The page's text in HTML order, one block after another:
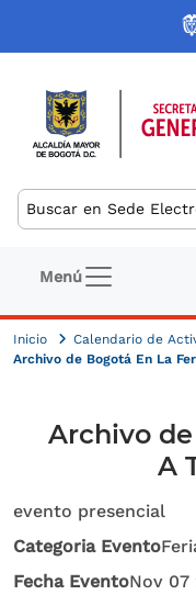
Pasar al contenido
Buscar
Navegación
Menú
Inicio
Calendario de
Archivo de Bogotá En La
Archivo
A
evento presencial
Categoria Evento
Fecha EventoNov 07